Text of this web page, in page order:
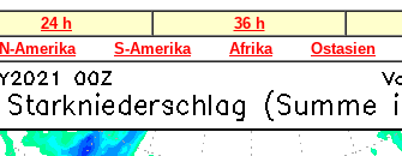
24 h 36 h
N-Amerika S-Amerika Afrika Ostasien